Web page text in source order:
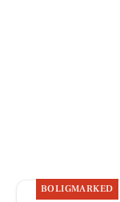
BOLIGMARKED